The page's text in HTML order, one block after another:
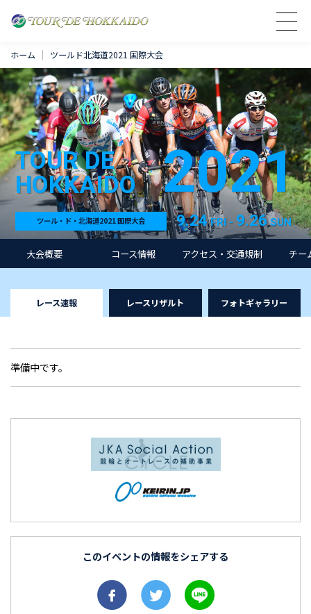
ホーム ツールド北海道2021 国際大会
TOUR DE
HOKKAIDO 2021
ツール・ド・北海道2021 国際大会 9.24FRI - 9.26SUN
大会概要 コース情報 アクセス・交通規制 チー
レース速報 レースリザルト フォトギャラリー
準備中です。
このイベントの情報をシェアする